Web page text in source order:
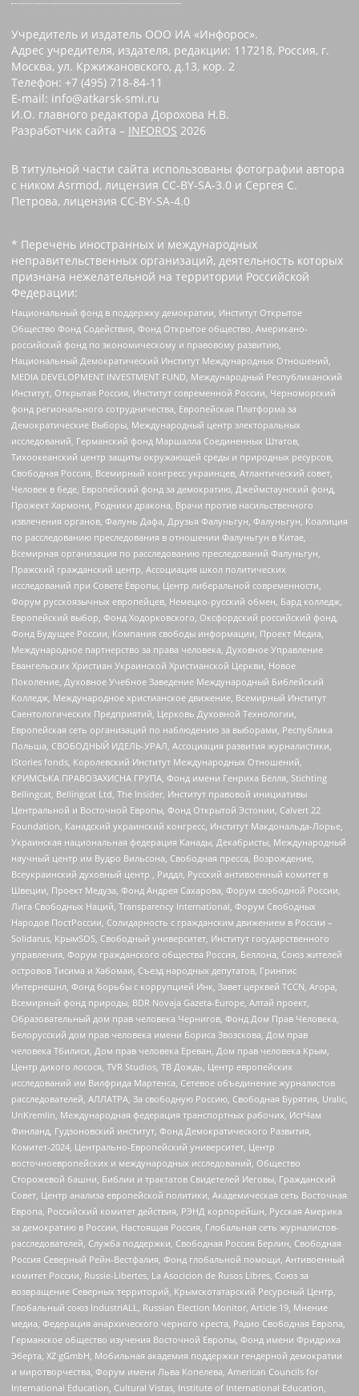
Учредитель и издатель ООО ИА «Инфорос».
Адрес учредителя, издателя, редакции: 117218, Россия, г.
Москва, ул. Кржижановского, д.13, кор. 2
Телефон: +7 (495) 718-84-11
E-mail: info@atkarsk-smi.ru
И.О. главного редактора Дорохова Н.В.
Разработчик сайта – INFOROS 2026
В титульной части сайта использованы фотографии автора
с ником Asrmod, лицензия CC-BY-SA-3.0 и Сергея С.
Петрова, лицензия CC-BY-SA-4.0
* Перечень иностранных и международных
неправительственных организаций, деятельность которых
признана нежелательной на территории Российской
Федерации:
Национальный фонд в поддержку демократии, Институт Открытое
Общество Фонд Содействия, Фонд Открытое общество, Американо-
российский фонд по экономическому и правовому развитию,
Национальный Демократический Институт Международных Отношений,
MEDIA DEVELOPMENT INVESTMENT FUND, Международный Республиканский
Институт, Открытая Россия, Институт современной России, Черноморский
фонд регионального сотрудничества, Европейская Платформа за
Демократические Выборы, Международный центр электоральных
исследований, Германский фонд Маршалла Соединенных Штатов,
Тихоокеанский центр защиты окружающей среды и природных ресурсов,
Свободная Россия, Всемирный конгресс украинцев, Атлантический совет,
Человек в беде, Европейский фонд за демократию, Джеймстаунский фонд,
Прожект Хармони, Родники дракона, Врачи против насильственного
извлечения органов, Фалунь Дафа, Друзья Фалуньгун, Фалуньгун, Коалиция
по расследованию преследования в отношении Фалуньгун в Китае,
Всемирная организация по расследованию преследований Фалуньгун,
Пражский гражданский центр, Ассоциация школ политических
исследований при Совете Европы, Центр либеральной современности,
Форум русскоязычных европейцев, Немецко-русский обмен, Бард колледж,
Европейский выбор, Фонд Ходорковского, Оксфордский российский фонд,
Фонд Будущее России, Компания свободы информации, Проект Медиа,
Международное партнерство за права человека, Духовное Управление
Евангельских Христиан Украинской Христианской Церкви, Новое
Поколение, Духовное Учебное Заведение Международный Библейский
Колледж, Международное христианское движение, Всемирный Институт
Саентологических Предприятий, Церковь Духовной Технологии,
Европейская сеть организаций по наблюдению за выборами, Республика
Польша, СВОБОДНЫЙ ИДЕЛЬ-УРАЛ, Ассоциация развития журналистики,
IStories fonds, Королевский Институт Международных Отношений,
КРИМСЬКА ПРАВОЗАХИСНА ГРУПА, Фонд имени Генриха Бёлля, Stichting
Bellingcat, Bellingcat Ltd, The Insider, Институт правовой инициативы
Центральной и Восточной Европы, Фонд Открытой Эстонии, Calvert 22
Foundation, Канадский украинский конгресс, Институт Макдональда-Лорье,
Украинская национальная федерация Канады, Декабристы, Международный
научный центр им Вудро Вильсона, Свободная пресса, Возрождение,
Всеукраинский духовный центр , Риддл, Русский антивоенный комитет в
Швеции, Проект Медуза, Фонд Андрея Сахарова, Форум свободной России,
Лига Свободных Наций, Transparеncy International, Форум Свободных
Народов ПостРоссии, Солидарность с гражданским движением в России –
Solidarus, КрымSOS, Свободный университет, Институт государственного
управления, Форум гражданского общества Россия, Беллона, Союз жителей
островов Тисима и Хабомаи, Съезд народных депутатов, Гринпис
Интернешнл, Фонд борьбы с коррупцией Инк, Завет церквей TCCN, Агора,
Всемирный фонд природы, BDR Novaja Gazeta-Europe, Алтай проект,
Образовательный дом прав человека Чернигов, Фонд Дом Прав Человека,
Белорусский дом прав человека имени Бориса Звозскова, Дом прав
человека Тбилиси, Дом прав человека Ереван, Дом прав человека Крым,
Центр дикого лосося, TVR Studios, ТВ Дождь, Центр европейских
исследований им Вилфрида Мартенса, Сетевое объединение журналистов
расследователей, АЛЛАТРА, За свободную Россию, Свободная Бурятия, Uralic,
UnKremlin, Международная федерация транспортных рабочих, ИстЧам
Финланд, Гудзоновский институт, Фонд Демократического Развития,
Комитет-2024, Центрально-Европейский университет, Центр
восточноевропейских и международных исследований, Общество
Сторожевой башни, Библии и трактатов Свидетелей Иеговы, Гражданский
Совет, Центр анализа европейской политики, Академическая сеть Восточная
Европа, Российский комитет действия, РЭНД корпорейшн, Русская Америка
за демократию в России, Настоящая Россия, Глобальная сеть журналистов-
расследователей, Служба поддержки, Свободная Россия Берлин, Свободная
Россия Северный Рейн-Вестфалия, Фонд глобальной помощи, Антивоенный
комитет России, Russie-Libertes, La Asocicion de Rusos Libres, Союз за
возвращение Северных территорий, Крымскотатарский Ресурсный Центр,
Глобальный союз IndustriALL, Russian Election Monitor, Article 19, Мнение
медиа, Федерация анархического черного креста, Радио Свободная Европа,
Германское общество изучения Восточной Европы, Фонд имени Фридриха
Эберта, XZ gGmbH, Мобильная академия поддержки гендерной демократии
и миротворчества, Форум имени Льва Копелева, American Councils for
International Education, Cultural Vistas, Institute of International Education,